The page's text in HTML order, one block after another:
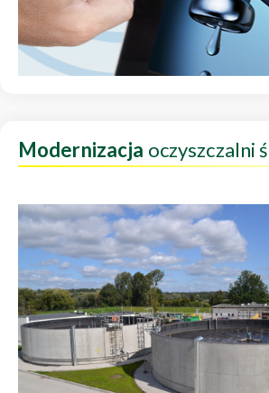
Modernizacja oczyszczalni